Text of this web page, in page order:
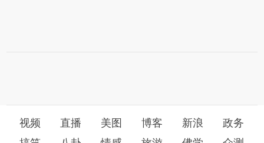
视频 直播 美图 博客 新浪
政务